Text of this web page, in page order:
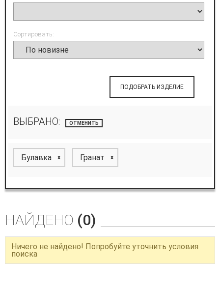
Сортировать:
ПОДОБРАТЬ ИЗДЕЛИЕ
ВЫБРАНО: ОТМЕНИТЬ
Булавка x Гранат x
НАЙДЕНО (0)
Ничего не найдено! Попробуйте уточнить условия
поиска